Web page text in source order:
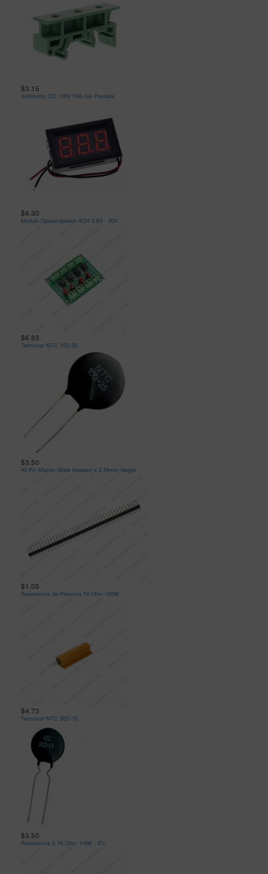
$3.15
Voltimetro DC 100V 10A con Pantalla
$6.30
Modulo Optoacoplador 4CH 3.6V - 30V
$6.83
Termistor NTC 10D-25
$3.50
40 Pin Macho (Male Header) a 2.54mm Negro
$1.05
Resistencia de Potencia 10 Ohm 100W
$4.73
Termistor NTC 30D-15
$3.50
Resistencia 5.1K Ohm 1/4W - 5%